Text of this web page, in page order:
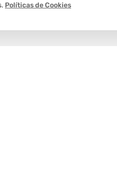
Políticas de Cookies